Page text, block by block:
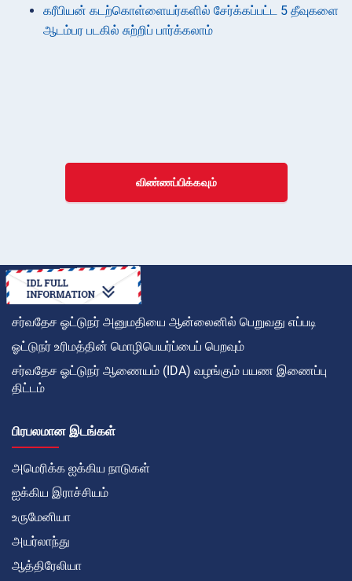
கரீபியன் கடற்கொள்ளையர்களில் சேர்க்கப்பட்ட 5 தீவுகளை
ஆடம்பர படகில் சுற்றிப் பார்க்கலாம்
விண்ணப்பிக்கவும்
சர்வதேச ஓட்டுநர் அனுமதியை ஆன்லைனில் பெறுவது எப்படி
ஓட்டுநர் உரிமத்தின் மொழிபெயர்ப்பைப் பெறவும்
சர்வதேச ஓட்டுநர் ஆணையம் (IDA) வழங்கும் பயண இணைப்பு
திட்டம்
பிரபலமான இடங்கள்
அமெரிக்க ஐக்கிய நாடுகள்
ஐக்கிய இராச்சியம்
உருமேனியா
அயர்லாந்து
ஆத்திரேலியா